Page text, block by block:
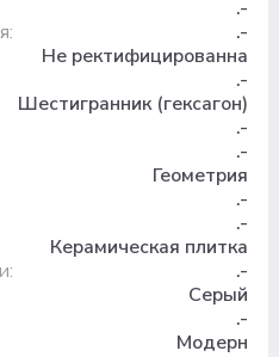
.-
.-
Не ректифицированна
.-
Шестигранник (гексагон)
.-
.-
Геометрия
.-
.-
Керамическая плитка
.-
Серый
.-
Модерн